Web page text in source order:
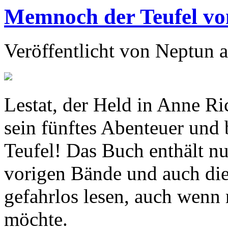
Memnoch der Teufel
Veröffentlicht von Neptun
Lestat, der Held in Anne
sein fünftes Abenteuer
Teufel! Das Buch enthält
vorigen Bände und auch
gefahrlos lesen, auch
möchte.